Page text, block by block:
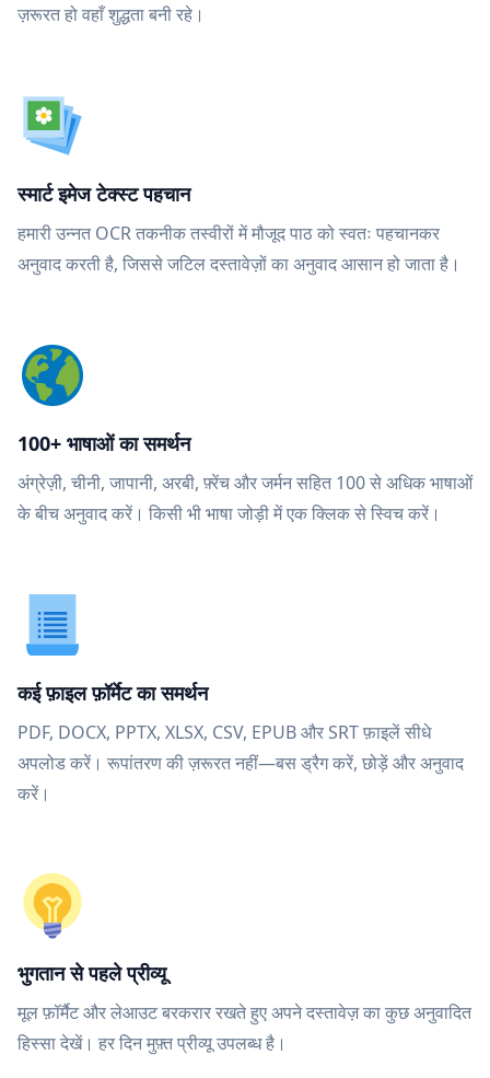
ज़रूरत हो वहाँ शुद्धता बनी रहे।
स्मार्ट इमेज टेक्स्ट पहचान
हमारी उन्नत OCR तकनीक तस्वीरों में मौजूद पाठ को स्वतः पहचानकर
अनुवाद करती है, जिससे जटिल दस्तावेज़ों का अनुवाद आसान हो जाता है।
100+ भाषाओं का समर्थन
अंग्रेज़ी, चीनी, जापानी, अरबी, फ़्रेंच और जर्मन सहित 100 से अधिक भाषाओं
के बीच अनुवाद करें। किसी भी भाषा जोड़ी में एक क्लिक से स्विच करें।
कई फ़ाइल फ़ॉर्मेट का समर्थन
PDF, DOCX, PPTX, XLSX, CSV, EPUB और SRT फ़ाइलें सीधे
अपलोड करें। रूपांतरण की ज़रूरत नहीं—बस ड्रैग करें, छोड़ें और अनुवाद
करें।
भुगतान से पहले प्रीव्यू
मूल फ़ॉर्मैट और लेआउट बरकरार रखते हुए अपने दस्तावेज़ का कुछ अनुवादित
हिस्सा देखें। हर दिन मुफ़्त प्रीव्यू उपलब्ध है।